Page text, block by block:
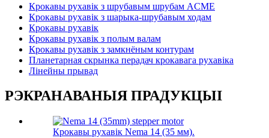
Крокавы рухавік з шрубавым шрубам ACME
Крокавы рухавік з шарыка-шрубавым ходам
Крокавы рухавік
Крокавы рухавік з полым валам
Крокавы рухавік з замкнёным контурам
Планетарная скрынка перадач крокавага рухавіка
Лінейны прывад
РЭКРАНАВАНЫЯ ПРАДУКЦЫІ
Крокавы рухавік Nema 14 (35 мм).